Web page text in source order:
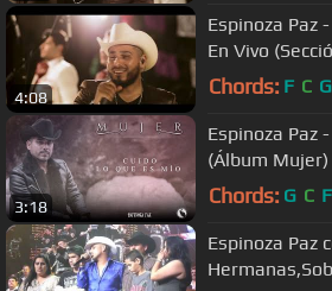
4:08
Espinoza Paz
En Vivo
Chords: F C G
3:18
Espinoza Paz
(Álbum Mujer)
Chords: G C F
Espinoza Paz